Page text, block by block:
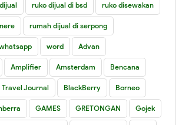
ruko dijual di bsd ruko disewakan
rumah dijual di serpong
word Advan
Amplifier Amsterdam Bencana
Travel Journal BlackBerry Borneo
GAMES GRETONGAN Gojek